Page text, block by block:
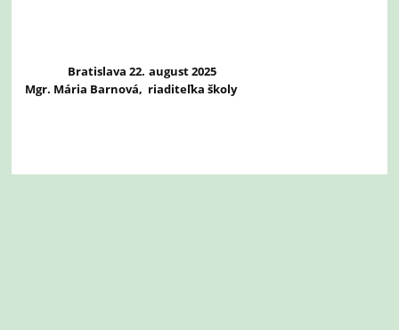
Bratislava 22. august 2025
Mgr. Mária Barnová, riaditeľka školy